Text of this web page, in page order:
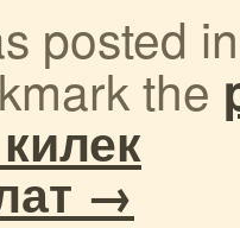
posted
the
→